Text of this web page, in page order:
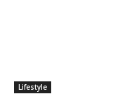
Lifestyle